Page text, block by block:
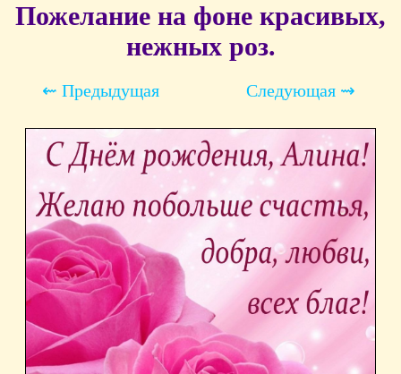
Пожелание на фоне красивых,
нежных роз.
⇜ Предыдущая Следующая ⇝